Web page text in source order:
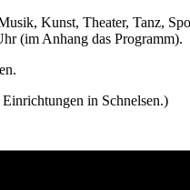
Kunst, Theater, Tanz,
(im Anhang das Programm).
in Schnelsen.)